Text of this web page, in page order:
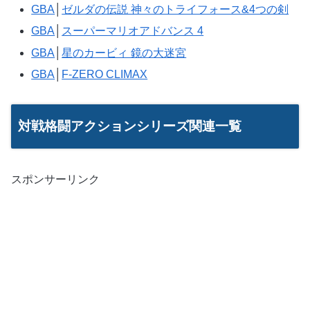
GBA
ゼルダの伝説 神々のトライフォース&4つの剣
GBA
スーパーマリオアドバンス 4
GBA │星のカービィ 鏡の大迷宮
GBA
F-ZERO CLIMAX
対戦格闘アクションシリーズ関連一覧
スポンサーリンク